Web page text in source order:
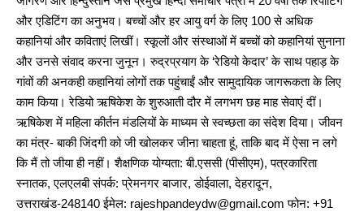
और एडिटिंग का अनुभव। बच्चों और हर आयु वर्ग के लिए 100 से अधिक
कहानियां और कविताएं लिखीं। स्कूलों और संस्थाओं में बच्चों को कहानियां सुनाना
और उनसे संवाद करना जुनून। रुद्रप्रयाग के ‘रेडियो केदार’ के साथ पहाड़ के
गांवों की अनकही कहानियां लोगों तक पहुंचाईं और सामुदायिक जागरूकता के लिए
काम किया। रेडियो ऋषिकेश के शुरुआती दौर में लगभग छह माह सेवाएं दीं।
ऋषिकेश में महिला कीर्तन मंडलियों के माध्यम से स्वच्छता का संदेश दिया। जीवन
का मंत्र- बाकी जिंदगी को जी खोलकर जीना चाहता हूं, ताकि बाद में ऐसा न लगे
कि मैं तो जीया ही नहीं। शैक्षणिक योग्यता: बी.एससी (पीसीएम), पत्रकारिता
स्नातक, एलएलबी संपर्क: प्रेमनगर बाजार, डोईवाला, देहरादून,
उत्तराखंड-248140 ईमेल: rajeshpandeydw@gmail.com फोन: +91